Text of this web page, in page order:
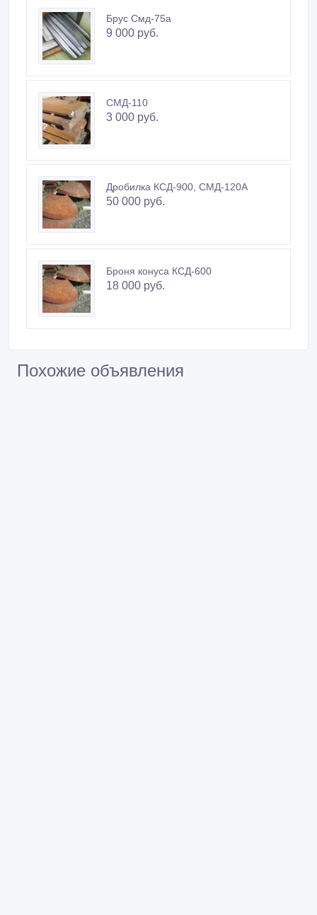
Брус Смд-75а
9 000 руб.
СМД-110
3 000 руб.
Дробилка КСД-900, СМД-120А
50 000 руб.
Броня конуса КСД-600
18 000 руб.
Похожие объявления